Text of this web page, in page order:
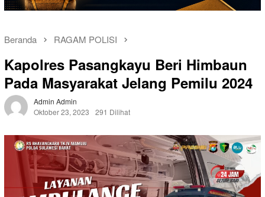
Beranda RAGAM POLISI
Kapolres Pasangkayu Beri Himbaun
Pada Masyarakat Jelang Pemilu 2024
Admin Admin
Oktober 23, 2023
291 Dilihat